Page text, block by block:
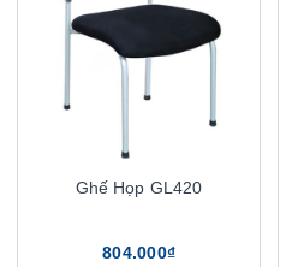
Ghế Họp GL420
804.000₫